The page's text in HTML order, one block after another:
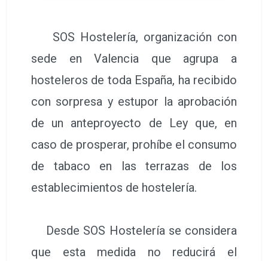
SOS Hostelería, organización con
sede en Valencia que agrupa a
hosteleros de toda España, ha recibido
con sorpresa y estupor la aprobación
de un anteproyecto de Ley que, en
caso de prosperar, prohíbe el consumo
de tabaco en las terrazas de los
establecimientos de hostelería.
Desde SOS Hostelería se considera
que esta medida no reducirá el